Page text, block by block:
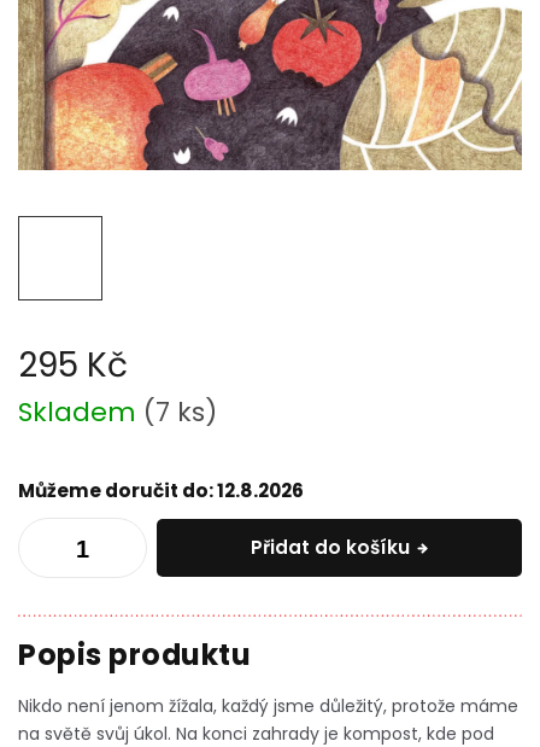
295 Kč
Měrná
cena:
Skladem (7 ks)
Můžeme doručit do:12.8.2026
Přidat do košíku
Nikdo není jenom žížala, každý jsme důležitý, protože máme
na světě svůj úkol. Na konci zahrady je kompost, kde pod